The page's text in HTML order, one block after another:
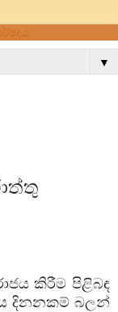
▼
කිරීම පිළිබඳ
දිනනකම් බලන්